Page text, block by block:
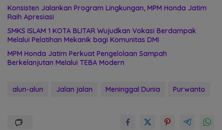
Konsisten Jalankan Program Lingkungan, MPM Honda Jatim
Raih Apresiasi
SMKS ISLAM 1 KOTA BLITAR Wujudkan Vokasi Berdampak
Melalui Pelatihan Mekanik bagi Komunitas DMI
MPM Honda Jatim Perkuat Pengelolaan Sampah
Berkelanjutan Melalui TEBA Modern
alun-alun Jalan jalan Meninggal Dunia Purwanto